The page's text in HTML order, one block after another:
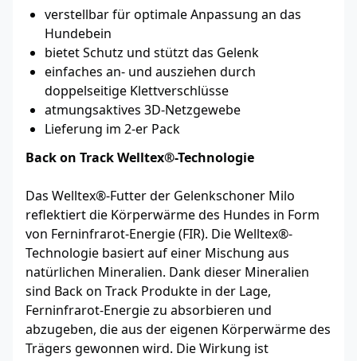
verstellbar für optimale Anpassung an das
Hundebein
bietet Schutz und stützt das Gelenk
einfaches an- und ausziehen durch
doppelseitige Klettverschlüsse
atmungsaktives 3D-Netzgewebe
Lieferung im 2-er Pack
Back on Track Welltex®-Technologie
Das Welltex®-Futter der Gelenkschoner Milo
reflektiert die Körperwärme des Hundes in Form
von Ferninfrarot-Energie (FIR). Die Welltex®-
Technologie basiert auf einer Mischung aus
natürlichen Mineralien. Dank dieser Mineralien
sind Back on Track Produkte in der Lage,
Ferninfrarot-Energie zu absorbieren und
abzugeben, die aus der eigenen Körperwärme des
Trägers gewonnen wird. Die Wirkung ist